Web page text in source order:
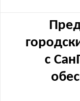
с